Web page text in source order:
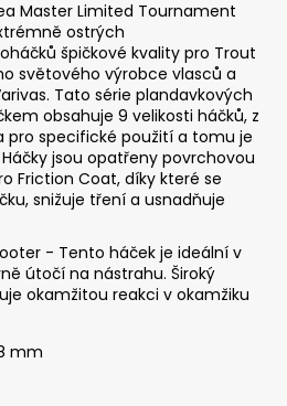
Master Limited Tournament
ostrých
špičkové kvality pro Trout
světového výrobce vlasců a
Tato série plandavkových
obsahuje 9 velikosti háčků, z
pro specifické použití a tomu je
jsou opatřeny povrchovou
Friction Coat, díky které se
snižuje tření a usnadňuje
- Tento háček je ideální v
útočí na nástrahu. Široký
okamžitou reakci v okamžiku
mm